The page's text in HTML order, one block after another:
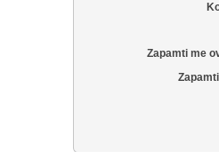
Zapamti me